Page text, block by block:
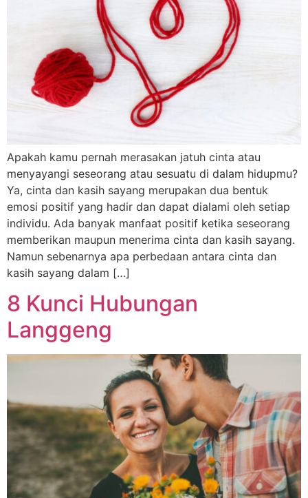
Apakah kamu pernah merasakan jatuh cinta atau
menyayangi seseorang atau sesuatu di dalam hidupmu?
Ya, cinta dan kasih sayang merupakan dua bentuk
emosi positif yang hadir dan dapat dialami oleh setiap
individu. Ada banyak manfaat positif ketika seseorang
memberikan maupun menerima cinta dan kasih sayang.
Namun sebenarnya apa perbedaan antara cinta dan
kasih sayang dalam […]
8 Kunci Hubungan
Langgeng